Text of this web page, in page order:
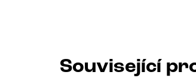
Související